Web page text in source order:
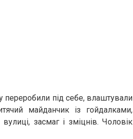
переробили під себе, влаштували
майданчик із гойдалками,
засмаг і зміцнів. Чоловік